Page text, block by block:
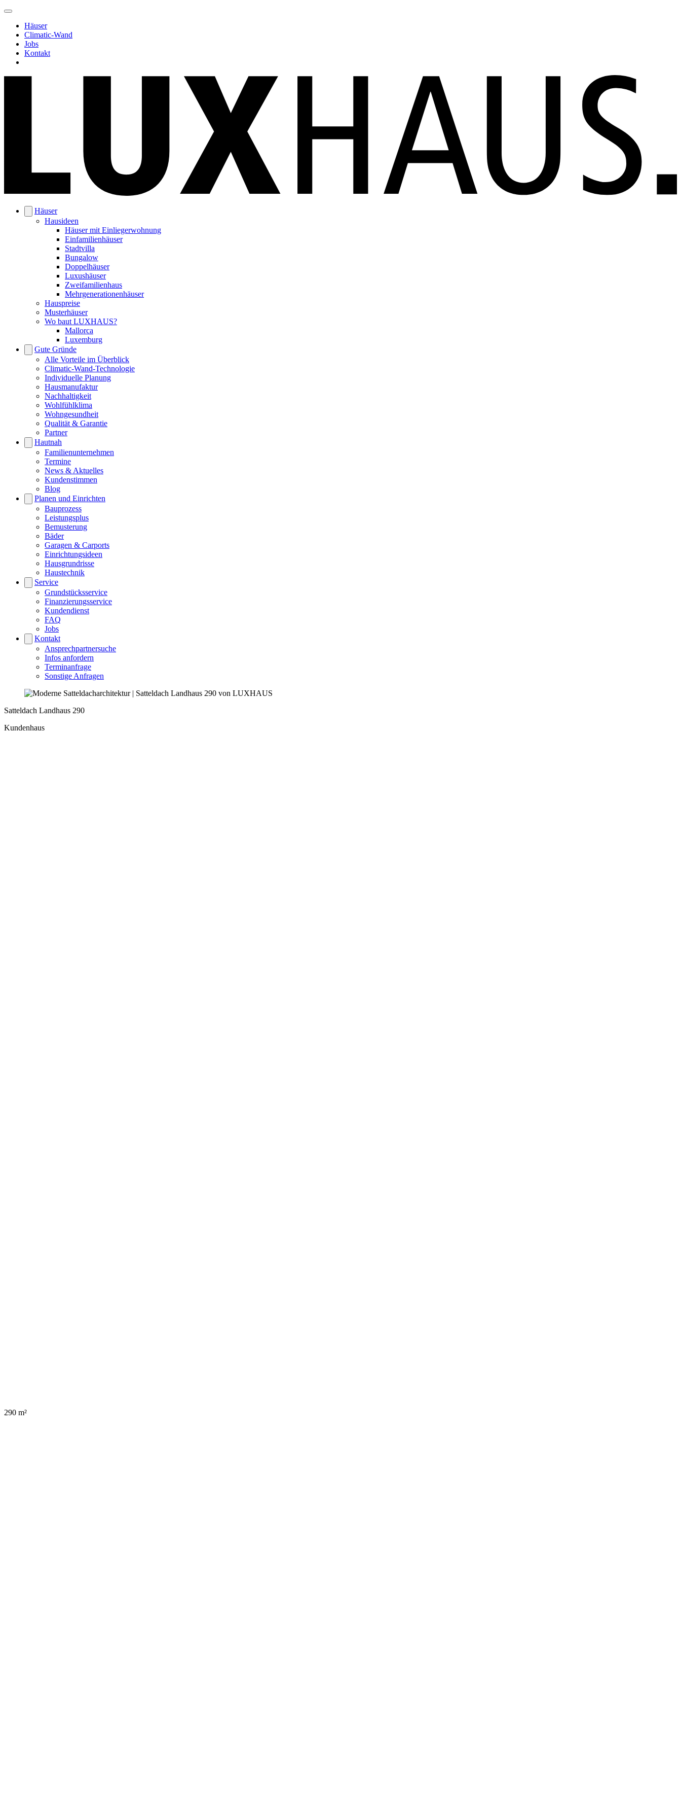
Häuser
Climatic-Wand
Jobs
Kontakt
Häuser
Hausideen
Häuser mit Einliegerwohnung
Einfamilienhäuser
Stadtvilla
Bungalow
Doppelhäuser
Luxushäuser
Zweifamilienhaus
Mehrgenerationenhäuser
Hauspreise
Musterhäuser
Wo baut LUXHAUS?
Mallorca
Luxemburg
Gute Gründe
Alle Vorteile im Überblick
Climatic-Wand-Technologie
Individuelle Planung
Hausmanufaktur
Nachhaltigkeit
Wohlfühlklima
Wohngesundheit
Qualität & Garantie
Partner
Hautnah
Familienunternehmen
Termine
News & Aktuelles
Kundenstimmen
Blog
Planen und Einrichten
Bauprozess
Leistungsplus
Bemusterung
Bäder
Garagen & Carports
Einrichtungsideen
Hausgrundrisse
Haustechnik
Service
Grundstücksservice
Finanzierungsservice
Kundendienst
FAQ
Jobs
Kontakt
Ansprechpartnersuche
Infos anfordern
Terminanfrage
Sonstige Anfragen
Satteldach Landhaus 290
Kundenhaus
290 m²